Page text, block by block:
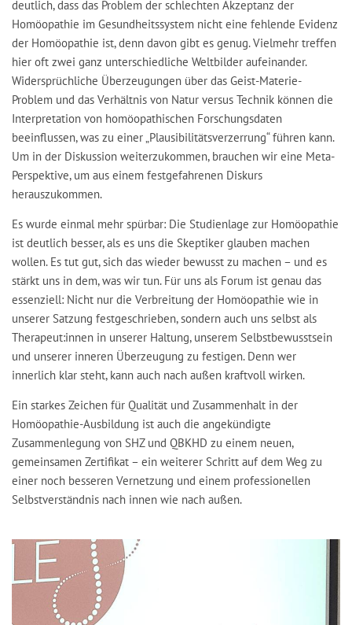
deutlich, dass das Problem der schlechten Akzeptanz der
Homöopathie im Gesundheitssystem nicht eine fehlende Evidenz
der Homöopathie ist, denn davon gibt es genug. Vielmehr treffen
hier oft zwei ganz unterschiedliche Weltbilder aufeinander.
Widersprüchliche Überzeugungen über das Geist-Materie-
Problem und das Verhältnis von Natur versus Technik können die
Interpretation von homöopathischen Forschungsdaten
beeinflussen, was zu einer „Plausibilitätsverzerrung“ führen kann.
Um in der Diskussion weiterzukommen, brauchen wir eine Meta-
Perspektive, um aus einem festgefahrenen Diskurs
herauszukommen.
Es wurde einmal mehr spürbar: Die Studienlage zur Homöopathie
ist deutlich besser, als es uns die Skeptiker glauben machen
wollen. Es tut gut, sich das wieder bewusst zu machen – und es
stärkt uns in dem, was wir tun. Für uns als Forum ist genau das
essenziell: Nicht nur die Verbreitung der Homöopathie wie in
unserer Satzung festgeschrieben, sondern auch uns selbst als
Therapeut:innen in unserer Haltung, unserem Selbstbewusstsein
und unserer inneren Überzeugung zu festigen. Denn wer
innerlich klar steht, kann auch nach außen kraftvoll wirken.
Ein starkes Zeichen für Qualität und Zusammenhalt in der
Homöopathie-Ausbildung ist auch die angekündigte
Zusammenlegung von SHZ und QBKHD zu einem neuen,
gemeinsamen Zertifikat – ein weiterer Schritt auf dem Weg zu
einer noch besseren Vernetzung und einem professionellen
Selbstverständnis nach innen wie nach außen.